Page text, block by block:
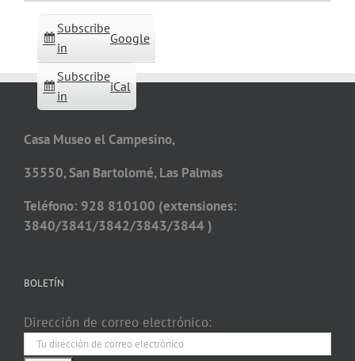
Subscribe
in
Google
Subscribe
in
iCal
Casa Museo el Campesino,
35550, San Bartolomé, Las Palmas
Teléfono: 928 810100 (extensiones:
3840/3841/3842/3843/3844 )
BOLETÍN
Dirección de correo electrónico: